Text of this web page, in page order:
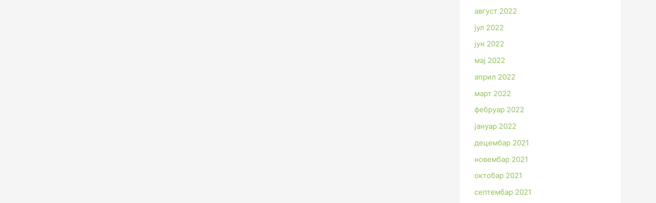
август 2022
јул 2022
јун 2022
мај 2022
април 2022
март 2022
фебруар 2022
јануар 2022
децембар 2021
новембар 2021
октобар 2021
септембар 2021